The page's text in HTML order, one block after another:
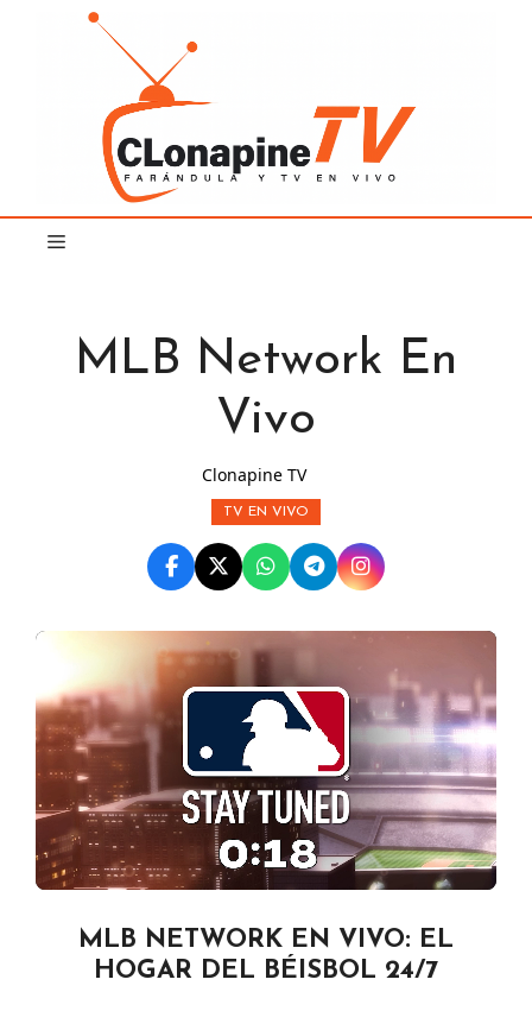
MLB Network En
Vivo
Clonapine TV
TV EN VIVO
MLB NETWORK EN VIVO: EL
HOGAR DEL BÉISBOL 24/7